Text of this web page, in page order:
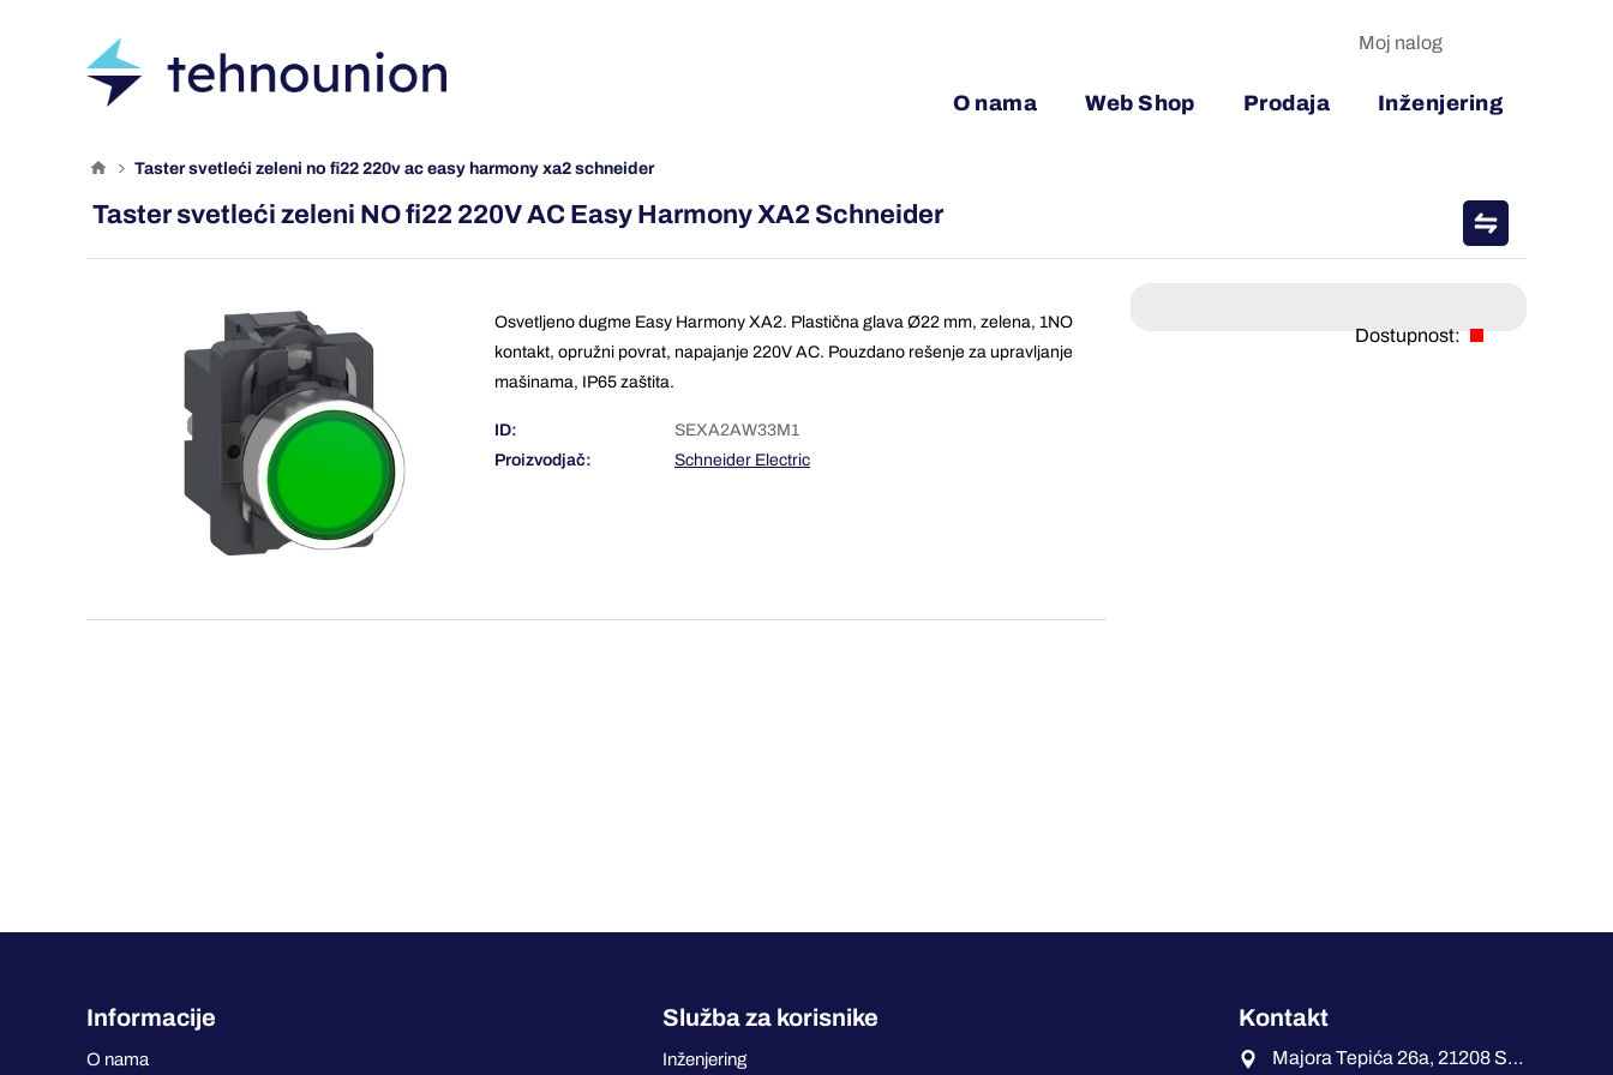
O nama Web Shop Prodaja Inženjering
Moj nalog
taster svetleći zeleni no fi22 220v ac easy harmony xa2 schneider
Taster svetleći zeleni NO fi22 220V AC Easy Harmony XA2 Schneider
Osvetljeno dugme Easy Harmony XA2. Plastična glava Ø22 mm, zelena, 1NO
kontakt, opružni povrat, napajanje 220V AC. Pouzdano rešenje za upravljanje
mašinama, IP65 zaštita.
ID:
SEXA2AW33M1
Proizvodjač:
Schneider Electric
Dostupnost:
Informacije
O nama
Služba za korisnike
Inženjering
Kontakt
Majora Tepića 26a, 21208 Sremska Kamenica